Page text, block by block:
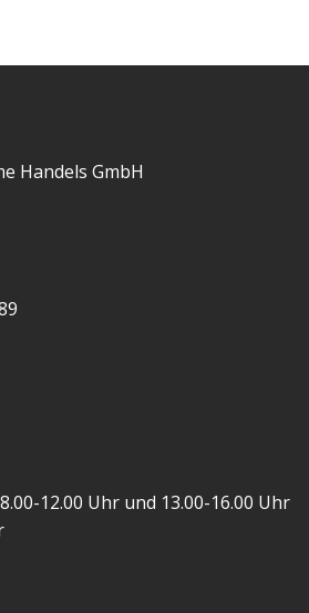
Handels GmbH
12.00 Uhr und 13.00-16.00 Uhr